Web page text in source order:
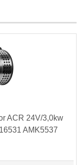
ACR 24V/3,0kw
AMK5537